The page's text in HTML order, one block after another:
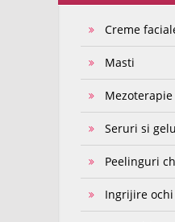
Creme
Masti
Mezoterapie
Seruri si
Peelinguri
Ingrijire ochi